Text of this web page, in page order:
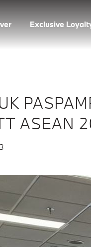
Exclusive
ASEAN